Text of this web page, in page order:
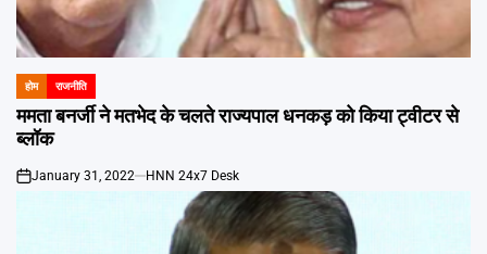
POSTED
IN
होम राजनीति
ममता बनर्जी ने मतभेद के चलते राज्यपाल धनकड़ को किया ट्वीटर से
ब्लॉक
on
January 31, 2022 HNN 24x7 Desk